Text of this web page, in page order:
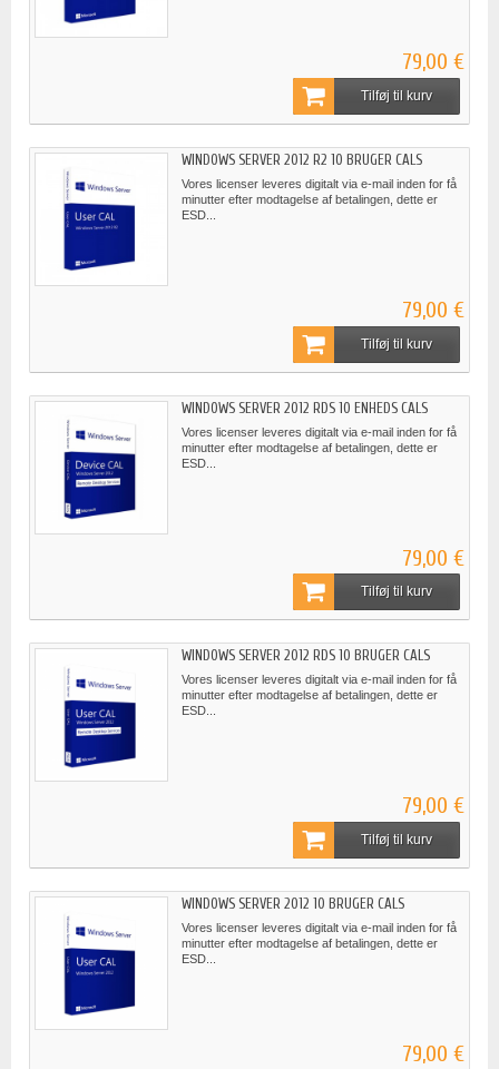
79,00 €
Tilføj til kurv
WINDOWS SERVER 2012 R2 10 BRUGER CALS
Vores licenser leveres digitalt via e-mail inden for få
minutter efter modtagelse af betalingen, dette er
ESD...
79,00 €
Tilføj til kurv
WINDOWS SERVER 2012 RDS 10 ENHEDS CALS
Vores licenser leveres digitalt via e-mail inden for få
minutter efter modtagelse af betalingen, dette er
ESD...
79,00 €
Tilføj til kurv
WINDOWS SERVER 2012 RDS 10 BRUGER CALS
Vores licenser leveres digitalt via e-mail inden for få
minutter efter modtagelse af betalingen, dette er
ESD...
79,00 €
Tilføj til kurv
WINDOWS SERVER 2012 10 BRUGER CALS
Vores licenser leveres digitalt via e-mail inden for få
minutter efter modtagelse af betalingen, dette er
ESD...
79,00 €